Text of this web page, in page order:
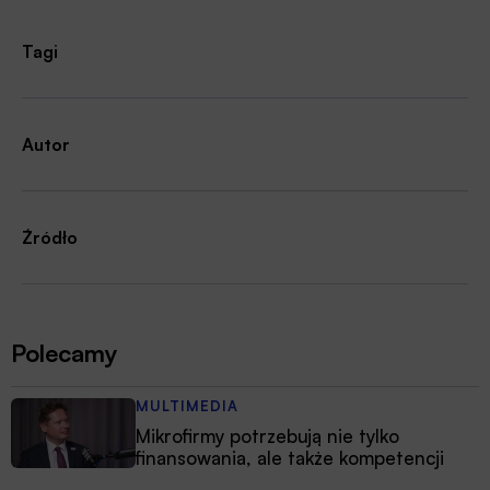
Tagi
Autor
Źródło
Polecamy
MULTIMEDIA
Mikrofirmy potrzebują nie tylko
finansowania, ale także kompetencji